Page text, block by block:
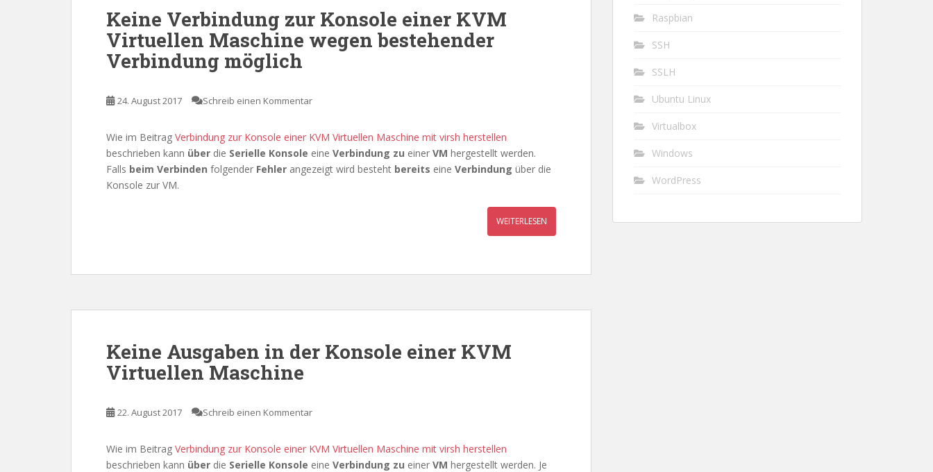
Keine Verbindung zur Konsole einer KVM
Virtuellen Maschine wegen bestehender
Verbindung möglich
24. August 2017 Schreib einen Kommentar
Wie im Beitrag Verbindung zur Konsole einer KVM Virtuellen Maschine mit virsh herstellen
beschrieben kann über die Serielle Konsole eine Verbindung zu einer VM hergestellt werden.
Falls beim Verbinden folgender Fehler angezeigt wird besteht bereits eine Verbindung über die
Konsole zur VM.
WEITERLESEN
Keine Ausgaben in der Konsole einer KVM
Virtuellen Maschine
22. August 2017 Schreib einen Kommentar
Wie im Beitrag Verbindung zur Konsole einer KVM Virtuellen Maschine mit virsh herstellen
beschrieben kann über die Serielle Konsole eine Verbindung zu einer VM hergestellt werden. Je
Raspbian
SSH
SSLH
Ubuntu Linux
Virtualbox
Windows
WordPress